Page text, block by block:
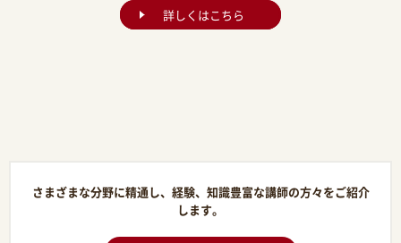
詳しくはこちら
さまざまな分野に精通し、経験、知識豊富な講師の方々をご紹介
します。